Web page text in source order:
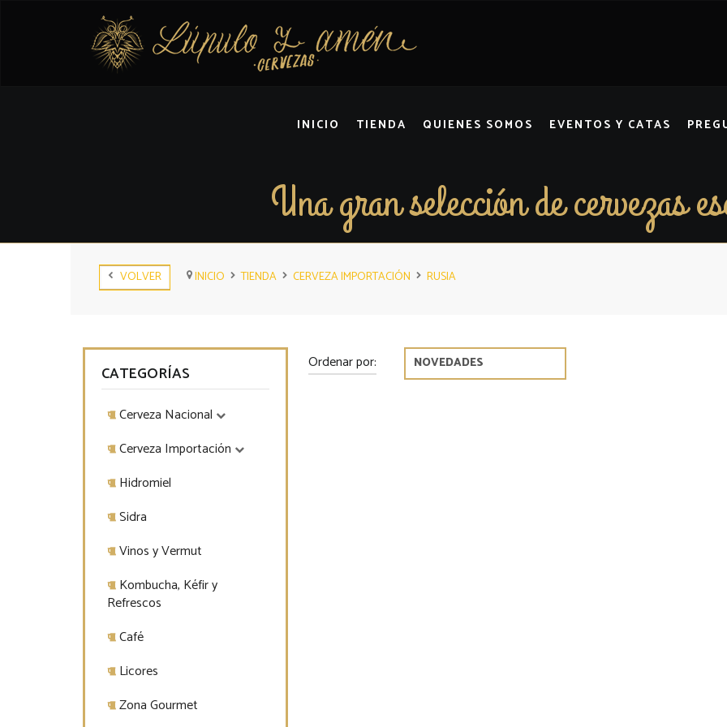
INICIO TIENDA QUIENES SOMOS EVENTOS Y CATAS
Una gran selección de cervezas
VOLVER INICIO TIENDA CERVEZA IMPORTACIÓN RUSIA
CATEGORÍAS
Cerveza Nacional
Cerveza Importación
Hidromiel
Sidra
Vinos y Vermut
Kombucha, Kéfir y
Refrescos
Café
Licores
Zona Gourmet
Ordenar por: